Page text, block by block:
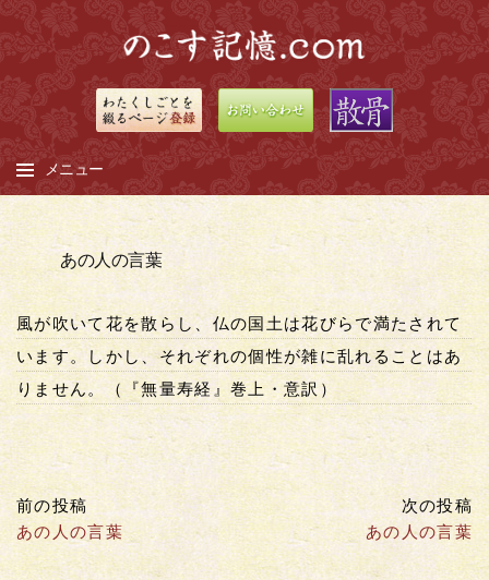
メニュー
コ
ン
テ
ン
ツ
へ
ス
キ
ッ
プ
あの人の言葉
風が吹いて花を散らし、仏の国土は花びらで満たされて
います。しかし、それぞれの個性が雑に乱れることはあ
りません。（『無量寿経』巻上・意訳）
前の投稿
あの人の言葉
次の投稿
あの人の言葉